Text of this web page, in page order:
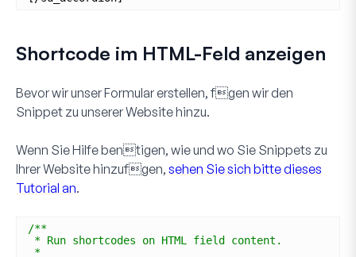
Shortcode im HTML-Feld anzeigen
Bevor wir unser Formular erstellen, fgen wir den
Snippet zu unserer Website hinzu.
Wenn Sie Hilfe bentigen, wie und wo Sie Snippets zu
Ihrer Website hinzufgen, sehen Sie sich bitte dieses
Tutorial an.
/**
* Run shortcodes on HTML field content.
*